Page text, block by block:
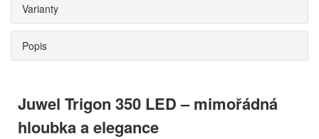
Varianty
Popis
Juwel Trigon 350 LED – mimořádná
hloubka a elegance